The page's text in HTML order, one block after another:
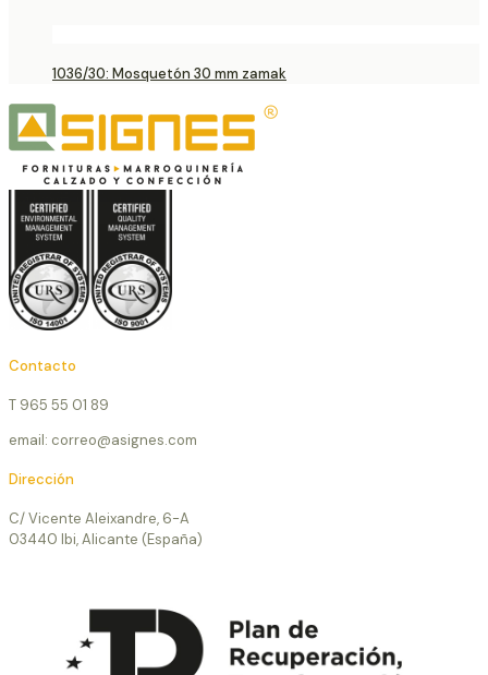
1036/30: Mosquetón 30 mm zamak
Contacto
T 965 55 01 89
email: correo@asignes.com
Dirección
C/ Vicente Aleixandre, 6-A
03440 Ibi, Alicante (España)